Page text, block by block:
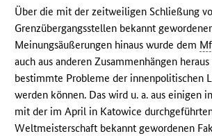
Über die mit der zeitweiligen Schließung
Grenzübergangsstellen bekannt
Meinungsäußerungen hinaus wurde dem
auch aus anderen Zusammenhängen
bestimmte Probleme der innenpolitischen
werden können. Das wird u. a. aus einigen
mit der im April in Katowice
Weltmeisterschaft bekannt gewordenen